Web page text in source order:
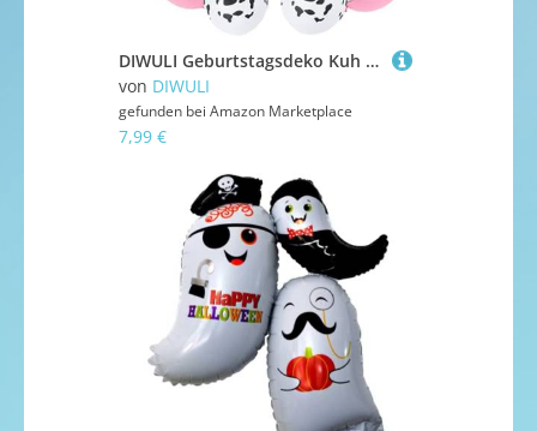
DIWULI Geburtstagsdeko Kuh 3 Jahre - Kuh Deko Ballon Set, Zahlen-Ballon Zahl 3 Luftballon gefleckt, Helium Groß Dekoration Junge Mädchen, Land, Landwirtschaft, Bauernhof Weiß Schwarz Rosa Cowboy
von DIWULI
gefunden bei Amazon Marketplace
7,99 €